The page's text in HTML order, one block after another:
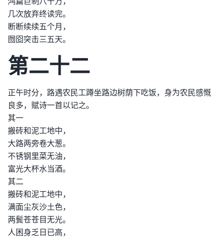
几次放弃终读完。
断断续续五个月，
囫囵突击三五天。
第二十二
正午时分，路遇农民工蹲坐路边树荫下吃饭，身为农民感慨
良多，赋诗一首以记之。
其一
搬砖和泥工地中，
大路两旁卷大葱。
不锈钢里菜无油，
富光大杯水当酒。
其二
搬砖和泥工地中，
满面尘灰沙土色，
两鬓苍苍目无光。
人困身乏日已高，